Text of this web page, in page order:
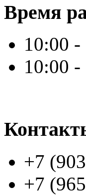
Время
10:00 -
10:00
+7
+7